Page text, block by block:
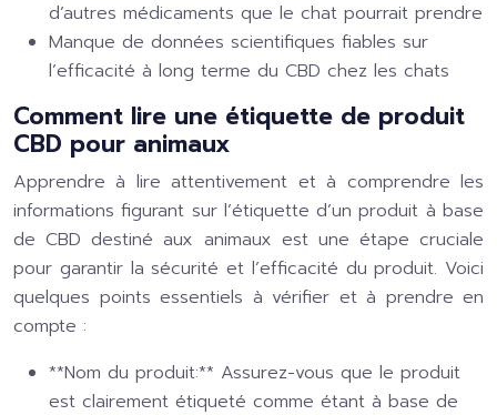
d’autres médicaments que le chat pourrait prendre
Manque de données scientifiques fiables sur
l’efficacité à long terme du CBD chez les chats
Comment lire une étiquette de produit
CBD pour animaux
Apprendre à lire attentivement et à comprendre les
informations figurant sur l’étiquette d’un produit à base
de CBD destiné aux animaux est une étape cruciale
pour garantir la sécurité et l’efficacité du produit. Voici
quelques points essentiels à vérifier et à prendre en
compte :
**Nom du produit:** Assurez-vous que le produit
est clairement étiqueté comme étant à base de